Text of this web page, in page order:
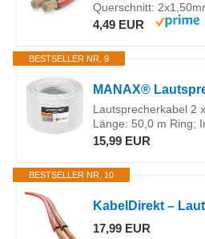
Querschnitt:
4,49 EUR
BESTSELLER NR. 9
Lautsprecherkabel 2
Länge: 50,0 m Ring;
15,99 EUR
BESTSELLER NR. 10
17,99 EUR